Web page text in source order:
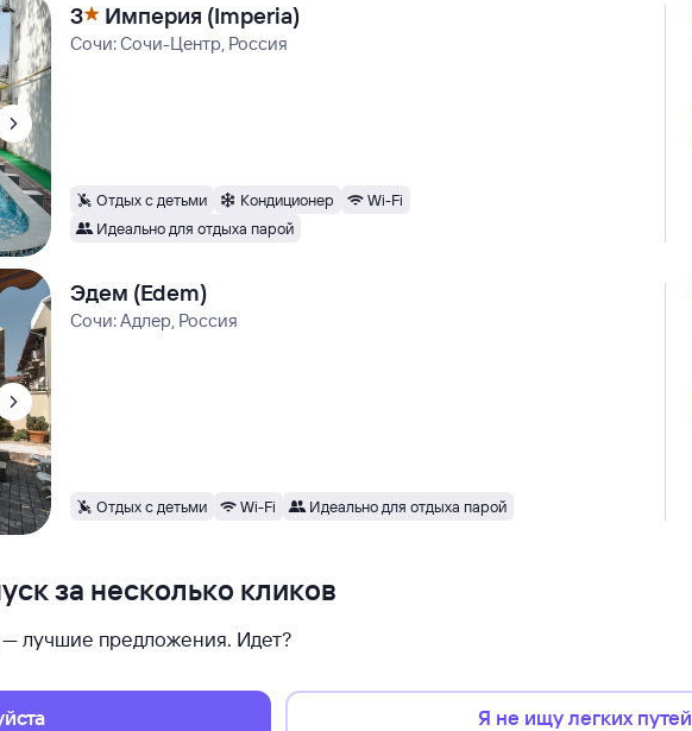
3 Империя (Imperia)
Сочи: Сочи-Центр, Россия
Отдых с детьми Кондиционер
Wi-Fi
Идеально для отдыха парой
Эдем (Edem)
Сочи: Адлер, Россия
Отдых с детьми Wi-Fi Идеально для отдыха парой
за несколько кликов
лучшие предложения. Идет?
Я не ищу легких путей